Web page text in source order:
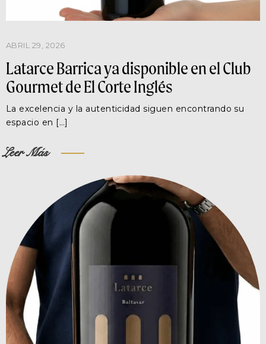
ABRIL 29, 2026
Latarce Barrica ya disponible en el Club
Gourmet de El Corte Inglés
La excelencia y la autenticidad siguen encontrando su
espacio en […]
Leer Más